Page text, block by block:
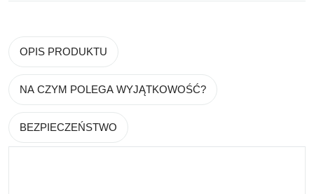
OPIS PRODUKTU
NA CZYM POLEGA WYJĄTKOWOŚĆ?
BEZPIECZEŃSTWO